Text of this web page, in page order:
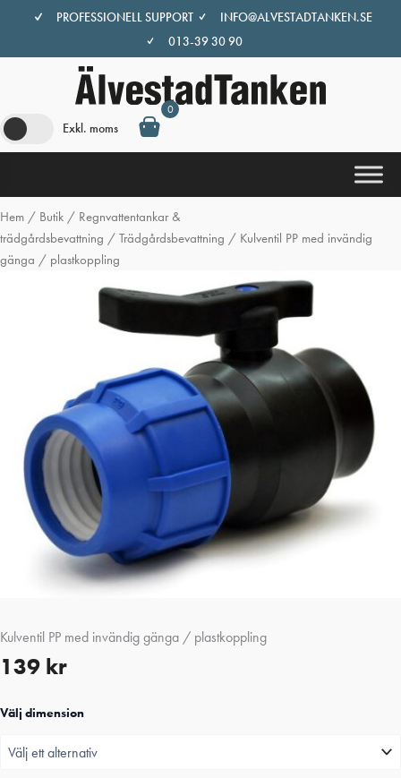
innehåll
PROFESSIONELL SUPPORT
INFO@ALVESTADTANKEN.SE
013-39 30 90
Exkl. moms
0
Hem / Butik / Regnvattentankar &
trädgårdsbevattning / Trädgårdsbevattning / Kulventil PP med invändig
gänga / plastkoppling
Kulventil PP med invändig gänga / plastkoppling
139 kr
Välj dimension